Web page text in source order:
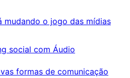
mudando o jogo das mídias
social com Áudio
formas de comunicação